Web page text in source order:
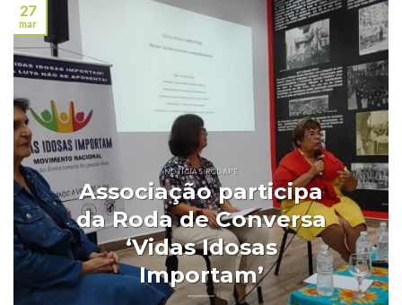
NOTÍCIAS RODAPÉ
Associação participa
da Roda de Conversa
‘Vidas Idosas
Importam’
27
mar